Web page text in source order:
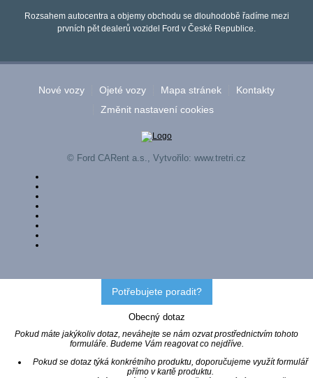
Rozsahem autocentra a objemy obchodu se dlouhodobě řadíme mezi
prvních pět dealerů vozidel Ford v České Republice.
Nové vozy Ojeté vozy Mapa stránek
Kontakty
Změnit nastavení cookies
© Ford CARent a.s., Vytvořilo: www.tretri.cz
Potřebujete poradit?
Obecný dotaz
Pokud máte jakýkoliv dotaz, neváhejte se nám ozvat prostřednictvím tohoto
formuláře. Budeme Vám reagovat co nejdříve.
Pokud se dotaz týká konkrétního produktu, doporučujeme využít formulář
přímo v kartě produktu.